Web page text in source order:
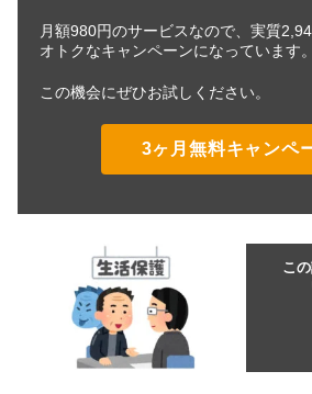
月額980円のサービスなので、実質
オトクなキャンペーンになっています。
この機会にぜひお試しください。
3ヶ月無料キャンペ
こ